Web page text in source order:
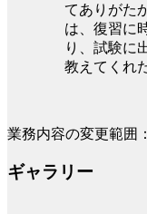
てありがた
は、復習に
り、試験に
教えてくれ
業務内容の変更範囲
ギャラリー